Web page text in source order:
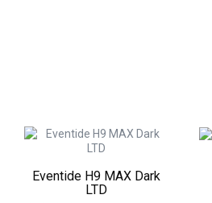
Eventide H9 MAX Dark
LTD